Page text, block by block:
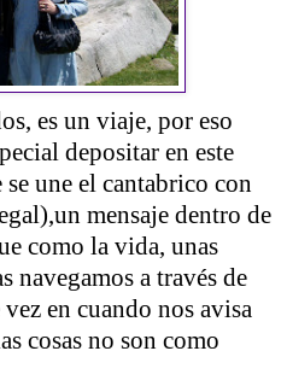
es un viaje, por eso
depositar en este
une el cantabrico con
mensaje dentro de
como la vida, unas
navegamos a través de
en cuando nos avisa
cosas no son como